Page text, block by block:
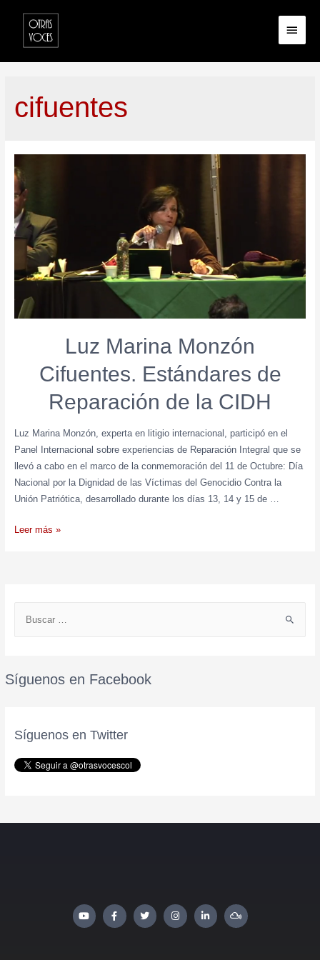
cifuentes
Luz Marina Monzón
Cifuentes. Estándares de
Reparación de la CIDH
Luz Marina Monzón, experta en litigio internacional, participó en el
Panel Internacional sobre experiencias de Reparación Integral que se
llevó a cabo en el marco de la conmemoración del 11 de Octubre: Día
Nacional por la Dignidad de las Víctimas del Genocidio Contra la
Unión Patriótica, desarrollado durante los días 13, 14 y 15 de …
Leer más »
Síguenos en Facebook
Síguenos en Twitter